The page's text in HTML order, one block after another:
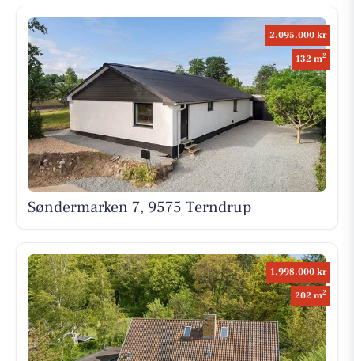
2.095.000 kr
132 m2
Søndermarken 7, 9575 Terndrup
1.998.000 kr
202 m2